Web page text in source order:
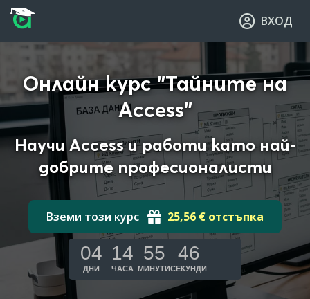
Прескочи към основното съдържание
Прескочи към навигацията
ВХОД
Онлайн курс "Тайните на
Access"
Научи Access и работи като най-
добрите професионалисти
Вземи този курс 25,56 € отстъпка
04
ДНИ
14
ЧАСА
55
МИНУТИ
45
СЕКУНДИ